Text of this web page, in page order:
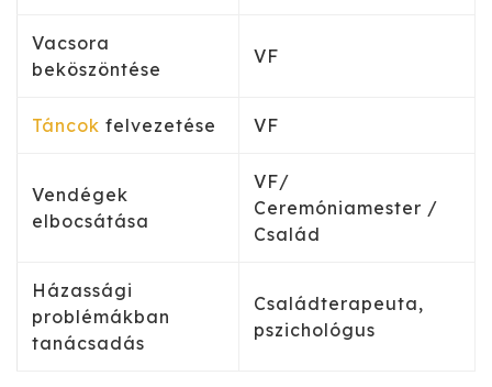
Vacsora
beköszöntése
VF
Táncok felvezetése VF
Vendégek
elbocsátása
VF/
Ceremóniamester /
Család
Házassági
problémákban
tanácsadás
Családterapeuta,
pszichológus